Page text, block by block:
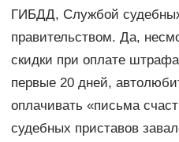
ГИБДД, Службой
правительством. Да,
скидки при оплате
первые 20 дней,
оплачивать «письма
судебных приставов